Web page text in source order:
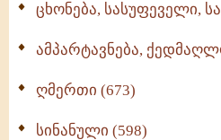
ცხონება, სასუფეველი,
ამპარტავნება,
ღმერთი (673)
სინანული (598)